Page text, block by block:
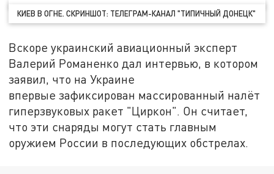
КИЕВ В ОГНЕ. СКРИНШОТ: ТЕЛЕГРАМ-КАНАЛ "ТИПИЧНЫЙ ДОНЕЦК"
Вскоре украинский авиационный эксперт
Валерий Романенко дал интервью, в котором
заявил, что на Украине
впервые зафиксирован массированный налёт
гиперзвуковых ракет "Циркон". Он считает,
что эти снаряды могут стать главным
оружием России в последующих обстрелах.